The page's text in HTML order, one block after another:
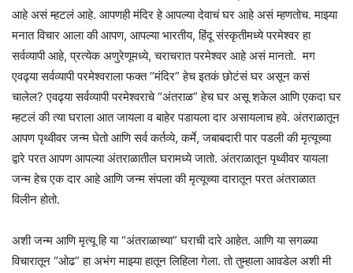
आहे असं म्हटलं आहे. आपणही मंदिर हे आपल्या देवाचं घर आहे असं म्हणतोच. माझ्या
मनात विचार आला की आपण, आपल्या भारतीय, हिंदू संस्कृतीमध्ये परमेश्वर हा
सर्वव्यापी आहे, प्रत्येक अणुरेणूमध्ये, चराचरात परमेश्वर आहे असं मानतो. मग
एवढ्या सर्वव्यापी परमेश्वराला फक्त “मंदिर” हेच इतकं छोटंसं घर असून कसं
चालेल? एवढ्या सर्वव्यापी परमेश्वराचे “अंतराळ” हेच घर असू शकेल आणि एकदा घर
म्हटलं की त्या घराला आत जायला व बाहेर पडायला दार असायलाच हवे. अंतराळातून
आपण पृथ्वीवर जन्म घेतो आणि सर्व कर्तव्ये, कर्मे, जबाबदारी पार पडली की मृत्यूच्या
द्वारे परत आपण आपल्या अंतराळातील घरामध्ये जातो. अंतराळातून पृथ्वीवर यायला
जन्म हेच एक दार आहे आणि जन्म संपला की मृत्यूच्या दारातून परत अंतराळात
विलीन होतो.
अशी जन्म आणि मृत्यू हि या “अंतराळाच्या” घराची दारे आहेत. आणि या सगळ्या
विचारातून “ओढ” हा अभंग माझ्या हातून लिहिला गेला. तो तुम्हाला आवडेल अशी मी